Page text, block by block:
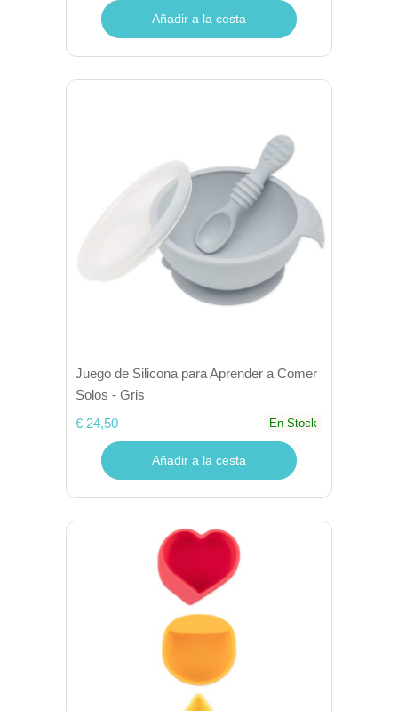
Añadir a la cesta
Juego de Silicona para Aprender a Comer
Solos - Gris
€ 24,50
En Stock
Añadir a la cesta